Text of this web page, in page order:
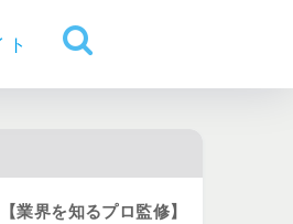
【業界を知るプロ監修】